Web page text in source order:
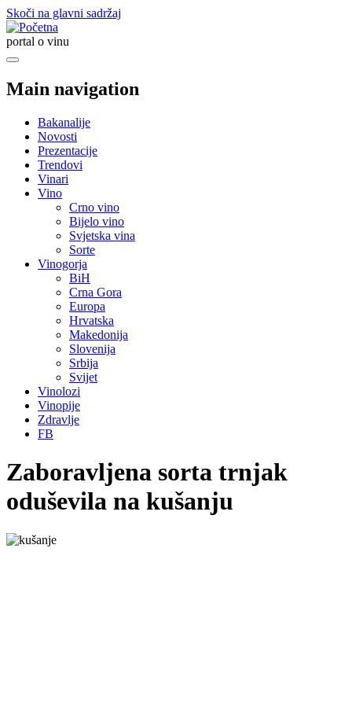
Skoči na glavni sadržaj
portal o vinu
Main navigation
Bakanalije
Novosti
Prezentacije
Trendovi
Vinari
Vino
Crno vino
Bijelo vino
Svjetska vina
Sorte
Vinogorja
BiH
Crna Gora
Europa
Hrvatska
Makedonija
Slovenija
Srbija
Svijet
Vinolozi
Vinopije
Zdravlje
FB
Zaboravljena sorta trnjak
oduševila na kušanju